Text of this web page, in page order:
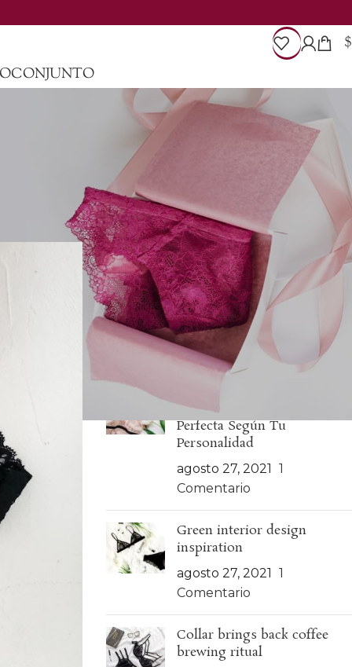
$
CONJUNTO
CATEGORÍAS
Decoration
Design trends
Furniture
Inspiration
Regalos con Sentido
ARTÍCULOS RECIENTES
para Elegir la Lencería
Perfecta Según Tu
Personalidad
agosto 27, 2021 1
Comentario
Green interior design
inspiration
agosto 27, 2021 1
Comentario
Collar brings back coffee
brewing ritual